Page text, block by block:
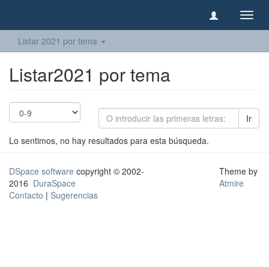
Listar 2021 por tema
Listar2021 por tema
Ir
Lo sentimos, no hay resultados para esta búsqueda.
DSpace software copyright © 2002-
2016 DuraSpace
Contacto | Sugerencias
Theme by
Atmire